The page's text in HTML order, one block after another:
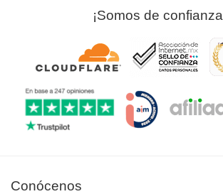
¡Somos de
Conócenos